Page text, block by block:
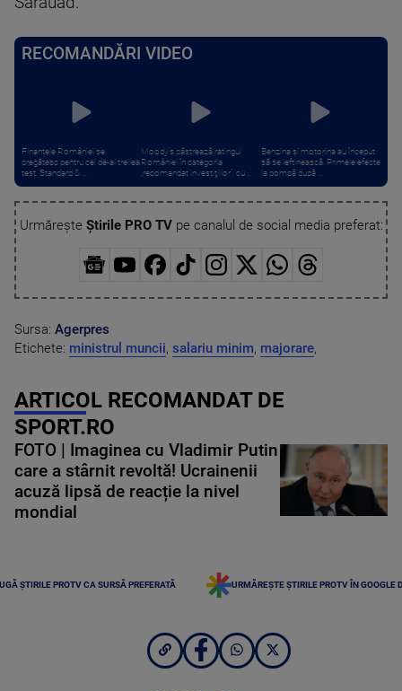
RECOMANDĂRI VIDEO
Finanțele României se
pregătesc pentru cel de-al treilea
test. Standard & ...
Moody’s păstrează ratingul
României în categoria
„recomandat investiţiilor”, cu ...
Benzina și motorina au început
să se ieftinească. Primele efecte
la pompă după ...
Urmărește Știrile PRO TVpe canalul de social media preferat:
Sursa: Agerpres
Etichete: ministrul muncii, salariu minim, majorare,
ARTICOL RECOMANDAT DE
SPORT.RO
FOTO | Imaginea cu Vladimir Putin
care a stârnit revoltă! Ucrainenii
acuză lipsă de reacție la nivel
mondial
ȘTIRILE PROTV CA SURSĂ PREFERATĂ URMĂREȘTE ȘTIRILE PROTV ÎN GOOGLE